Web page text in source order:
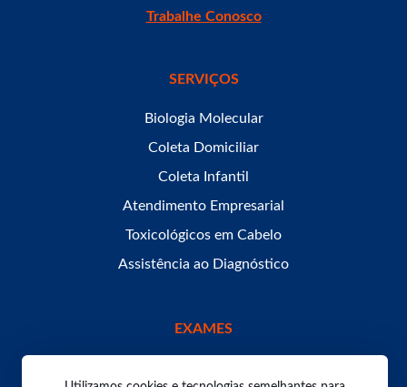
Trabalhe Conosco
SERVIÇOS
Biologia Molecular
Coleta Domiciliar
Coleta Infantil
Atendimento Empresarial
Toxicológicos em Cabelo
Assistência ao Diagnóstico
EXAMES